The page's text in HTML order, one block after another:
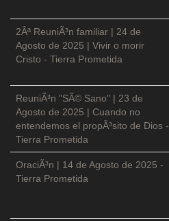
2Âª ReuniÃ³n familiar | 24 de
Agosto de 2025 | Vivir o morir
Cristo - Tierra Prometida
ReuniÃ³n "SÃ© Sano" | 23 de
Agosto de 2025 | Cuando no
entendemos el propÃ³sito de Dios -
Tierra Prometida
OraciÃ³n | 14 de Agosto de 2025 -
Tierra Prometida